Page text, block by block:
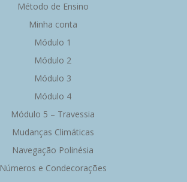
Método de Ensino
Minha conta
Módulo 1
Módulo 2
Módulo 3
Módulo 4
Módulo 5 – Travessia
Mudanças Climáticas
Navegação Polinésia
Números e Condecorações